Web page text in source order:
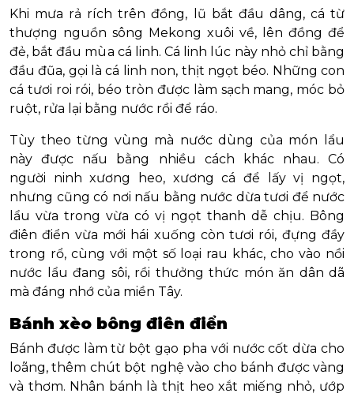
Khi mưa rả rích trên đồng, lũ bắt đầu dâng, cá từ
thượng nguồn sông Mekong xuôi về, lên đồng để
đẻ, bắt đầu mùa cá linh. Cá linh lúc này nhỏ chỉ bằng
đầu đũa, gọi là cá linh non, thịt ngọt béo. Những con
cá tươi roi rói, béo tròn được làm sạch mang, móc bỏ
ruột, rửa lại bằng nước rồi để ráo.
Tùy theo từng vùng mà nước dùng của món lẩu
này được nấu bằng nhiều cách khác nhau. Có
người ninh xương heo, xương cá để lấy vị ngọt,
nhưng cũng có nơi nấu bằng nước dừa tươi để nước
lẩu vừa trong vừa có vị ngọt thanh dễ chịu. Bông
điên điển vừa mới hái xuống còn tươi rói, đựng đầy
trong rổ, cùng với một số loại rau khác, cho vào nồi
nước lẩu đang sôi, rồi thưởng thức món ăn dân dã
mà đáng nhớ của miền Tây.
Bánh xèo bông điên điển
Bánh được làm từ bột gạo pha với nước cốt dừa cho
loãng, thêm chút bột nghệ vào cho bánh được vàng
và thơm. Nhân bánh là thịt heo xắt miếng nhỏ, ướp